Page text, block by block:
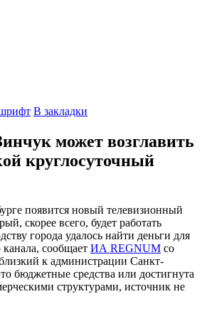
В закладки
может возглавить
круглосуточный
появится новый телевизионный
скорее всего, будет работать
города удалось найти деньги для
сообщает ИА REGNUM со
к администрации Санкт-
бюджетные средства или достигнута
структурами, источник не